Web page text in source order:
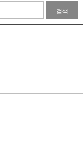
검색